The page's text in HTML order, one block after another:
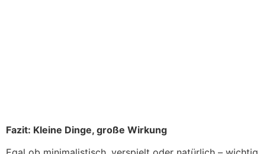
Fazit: Kleine Dinge, große Wirkung